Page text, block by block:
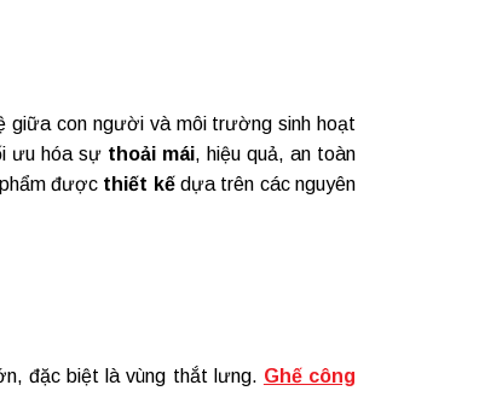
giữa con người và môi trường sinh hoạt
ưu hóa sự thoải mái, hiệu quả, an toàn
được thiết kếdựa trên các nguyên
đặc biệt là vùng thắt lưng. Ghế công